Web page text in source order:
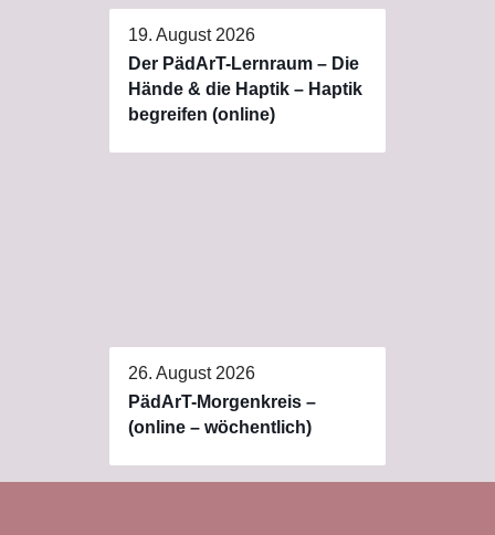
19. August 2026
Der PädArT-Lernraum – Die
Hände & die Haptik – Haptik
begreifen (online)
26. August 2026
PädArT-Morgenkreis –
(online – wöchentlich)